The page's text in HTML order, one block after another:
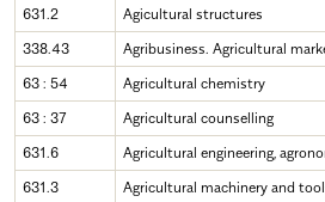
631.2
Agicultural structures
338.43
Agribusiness. Agricultural
63 : 54
Agricultural chemistry
63 : 37
Agricultural counselling
631.6
Agricultural engineering,
631.3
Agricultural machinery and